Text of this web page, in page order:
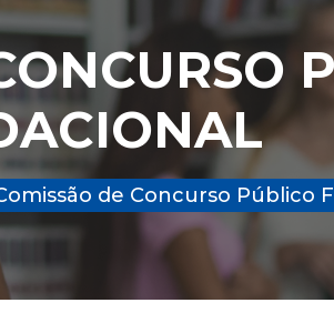
de Concurso Público